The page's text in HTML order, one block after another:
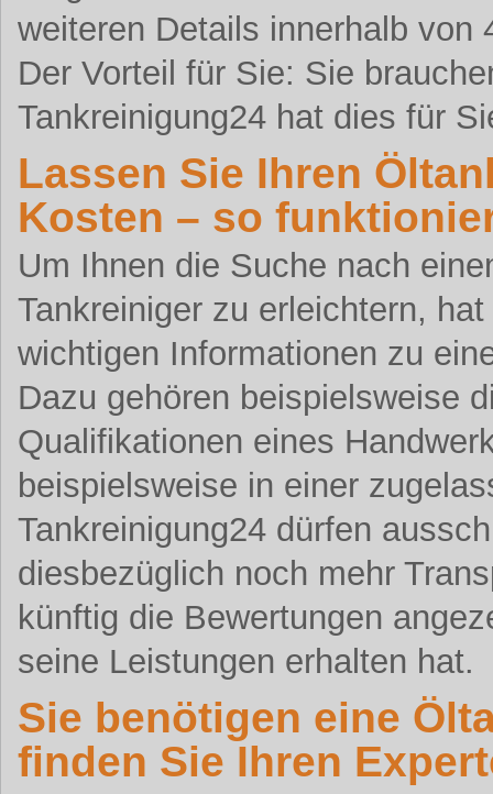
weiteren Details innerhalb von
Der Vorteil für Sie: Sie
Tankreinigung24 hat dies für
Lassen Sie Ihren
Kosten – so
Um Ihnen die Suche nach
Tankreiniger zu erleichtern,
wichtigen Informationen zu
Dazu gehören beispielsweise
Qualifikationen eines
beispielsweise in einer
Tankreinigung24 dürfen
diesbezüglich noch mehr
künftig die Bewertungen
seine Leistungen erhalten hat.
Sie benötigen eine
finden Sie Ihren